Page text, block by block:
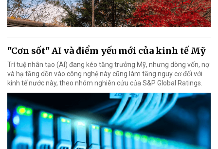
"Cơn sốt" AI và điểm yếu mới của kinh tế Mỹ
Trí tuệ nhân tạo (AI) đang kéo tăng trưởng Mỹ, nhưng dòng vốn, nợ
và hạ tầng dồn vào công nghệ này cũng làm tăng nguy cơ đối với
kinh tế nước này, theo nhóm nghiên cứu của S&P Global Ratings.